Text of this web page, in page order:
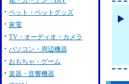
ペット・ペットグッズ
家電
TV・オーディオ・カメラ
パソコン・周辺機器
おもちゃ・ゲーム
楽器・音響機器